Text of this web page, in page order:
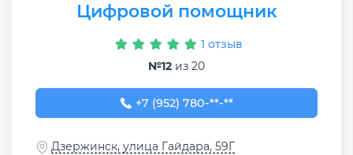
Цифровой помощник
1 отзыв
№12 из 20
+7 (952) 780-80-31
+7 (952) 780-**-**
Дзержинск, улица Гайдара, 59Г